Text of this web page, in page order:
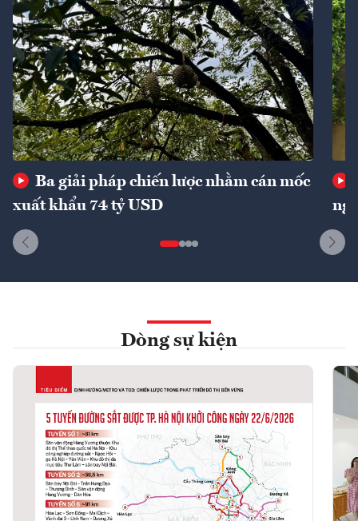
Ba giải pháp chiến lược nhằm cán mốc
xuất khẩu 74 tỷ USD
Dòng sự kiện